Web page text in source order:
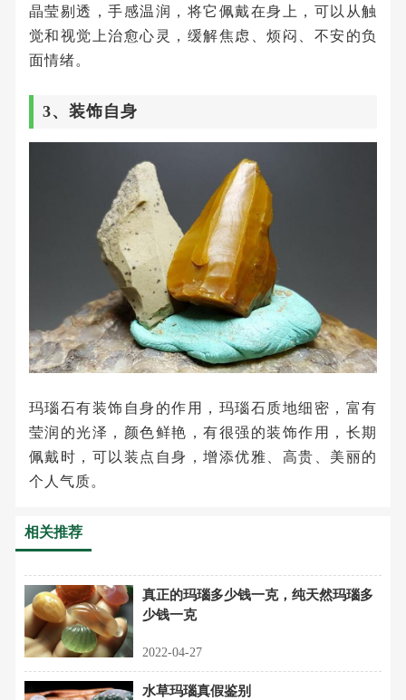
晶莹剔透，手感温润，将它佩戴在身上，可以从触
觉和视觉上治愈心灵，缓解焦虑、烦闷、不安的负
面情绪。
3、装饰自身
玛瑙石有装饰自身的作用，玛瑙石质地细密，富有
莹润的光泽，颜色鲜艳，有很强的装饰作用，长期
佩戴时，可以装点自身，增添优雅、高贵、美丽的
个人气质。
相关推荐
真正的玛瑙多少钱一克，纯天然玛瑙多
少钱一克
2022-04-27
水草玛瑙真假鉴别